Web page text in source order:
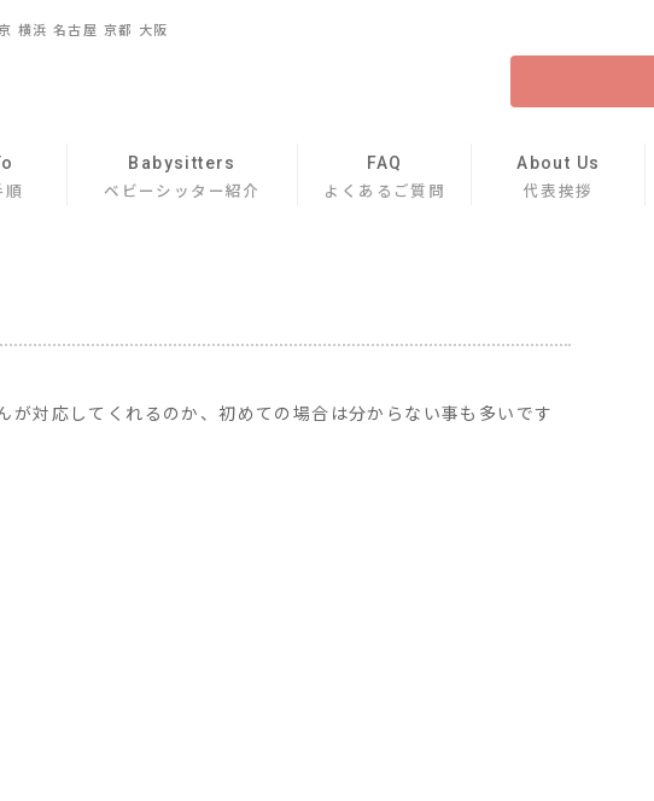
横浜 名古屋 京都 大阪
順
Babysitters
ベビーシッター紹介
FAQ
よくあるご質問
About Us
代表挨拶
が対応してくれるのか、初めての場合は分からない事も多いです